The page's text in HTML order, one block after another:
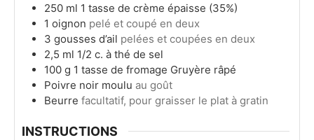
250 ml 1 tasse de crème épaisse (35%)
1 oignon pelé et coupé en deux
3 gousses d’ail pelées et coupées en deux
2,5 ml 1/2 c. à thé de sel
100 g 1 tasse de fromage Gruyère râpé
Poivre noir moulu au goût
Beurre facultatif, pour graisser le plat à gratin
INSTRUCTIONS